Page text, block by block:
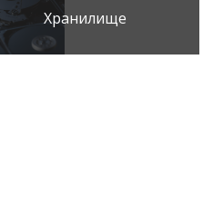
Хранилище